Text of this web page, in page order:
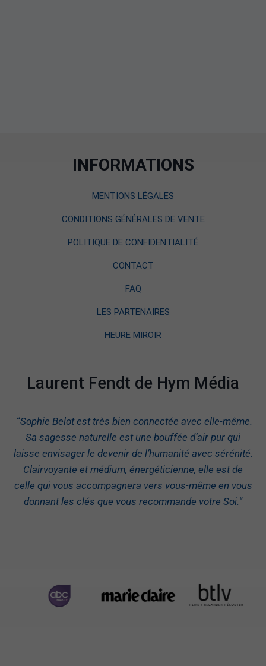
INFORMATIONS
MENTIONS LÉGALES
CONDITIONS GÉNÉRALES DE VENTE
POLITIQUE DE CONFIDENTIALITÉ
CONTACT
FAQ
LES PARTENAIRES
HEURE MIROIR
Laurent Fendt de Hym Média
“Sophie Belot est très bien connectée avec elle-même.
Sa sagesse naturelle est une bouffée d’air pur qui
laisse envisager le devenir de l’humanité avec sérénité.
Clairvoyante et médium, énergéticienne, elle est de
celle qui vous accompagnera vers vous-même en vous
donnant les clés que vous recommande votre Soi.“